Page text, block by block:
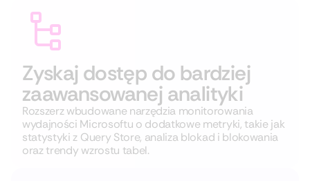
Zyskaj dostęp do bardziej
zaawansowanej analityki
Rozszerz wbudowane narzędzia monitorowania
wydajności Microsoftu o dodatkowe metryki, takie jak
statystyki z Query Store, analiza blokad i blokowania
oraz trendy wzrostu tabel.